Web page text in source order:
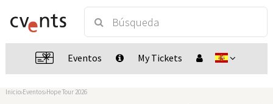
Eventos My Tickets
Inicio Eventos Hope Tour 2026